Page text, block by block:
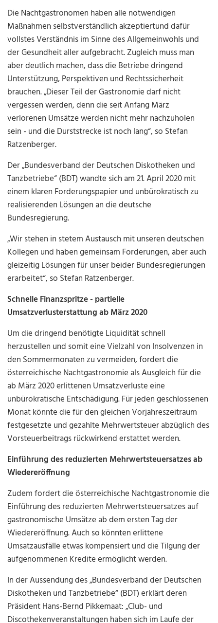
Die Nachtgastronomen haben alle notwendigen
Maßnahmen selbstverständlich akzeptiertund dafür
vollstes Verständnis im Sinne des Allgemeinwohls und
der Gesundheit aller aufgebracht. Zugleich muss man
aber deutlich machen, dass die Betriebe dringend
Unterstützung, Perspektiven und Rechtssicherheit
brauchen. „Dieser Teil der Gastronomie darf nicht
vergessen werden, denn die seit Anfang März
verlorenen Umsätze werden nicht mehr nachzuholen
sein - und die Durststrecke ist noch lang“, so Stefan
Ratzenberger.
Der „Bundesverband der Deutschen Diskotheken und
Tanzbetriebe“ (BDT) wandte sich am 21. April 2020 mit
einem klaren Forderungspapier und unbürokratisch zu
realisierenden Lösungen an die deutsche
Bundesregierung.
„Wir stehen in stetem Austausch mit unseren deutschen
Kollegen und haben gemeinsam Forderungen, aber auch
gleizeitig Lösungen für unser beider Bundesregierungen
erarbeitet“, so Stefan Ratzenberger.
Schnelle Finanzspritze - partielle
Umsatzverlusterstattung ab März 2020
Um die dringend benötigte Liquidität schnell
herzustellen und somit eine Vielzahl von Insolvenzen in
den Sommermonaten zu vermeiden, fordert die
österreichische Nachtgastronomie als Ausgleich für die
ab März 2020 erlittenen Umsatzverluste eine
unbürokratische Entschädigung. Für jeden geschlossenen
Monat könnte die für den gleichen Vorjahreszeitraum
festgesetzte und gezahlte Mehrwertsteuer abzüglich des
Vorsteuerbeitrags rückwirkend erstattet werden.
Einführung des reduzierten Mehrwertsteuersatzes ab
Wiedereröffnung
Zudem fordert die österreichische Nachtgastronomie die
Einführung des reduzierten Mehrwertsteuersatzes auf
gastronomische Umsätze ab dem ersten Tag der
Wiedereröffnung. Auch so könnten erlittene
Umsatzausfälle etwas kompensiert und die Tilgung der
aufgenommenen Kredite ermöglicht werden.
In der Aussendung des „Bundesverband der Deutschen
Diskotheken und Tanzbetriebe“ (BDT) erklärt deren
Präsident Hans-Bernd Pikkemaat: „Club- und
Discothekenveranstaltungen haben sich im Laufe der